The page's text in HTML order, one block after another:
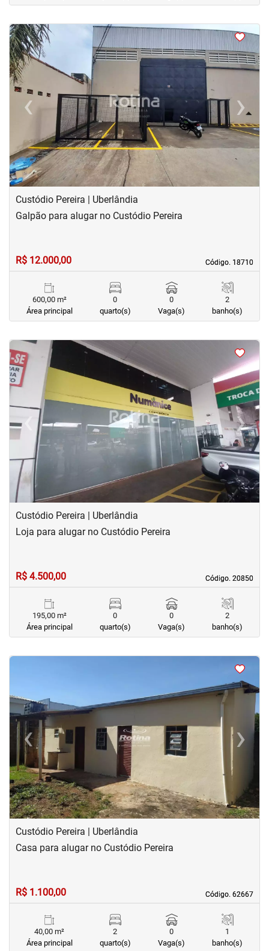
<<<<
‹Previous ›
Next
Custódio Pereira | Uberlândia
Código. 18710
Código. 18710
Galpão para alugar no Custódio Pereira
R$ 12.000,00
600,00 m²
Área principal
0
quarto(s)
0
Vaga(s)
2
banho(s)
<< <
‹Previous ›Next
Custódio Pereira | Uberlândia
Código. 20850
Código. 20850
Loja para alugar no Custódio Pereira
R$ 4.500,00
195,00 m²
Área principal
0
quarto(s)
0
Vaga(s)
2
banho(s)
<
‹
Previous ›
Next
Custódio Pereira | Uberlândia
Código. 62667
Código. 62667
Casa para alugar no Custódio Pereira
R$ 1.100,00
40,00 m²
Área principal
2
quarto(s)
0
Vaga(s)
1
banho(s)